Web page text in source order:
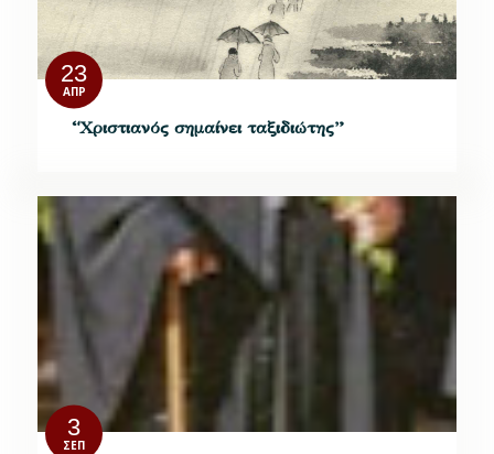
23
ΑΠΡ
“Χριστιανός σημαίνει ταξιδιώτης”
3
ΣΕΠ